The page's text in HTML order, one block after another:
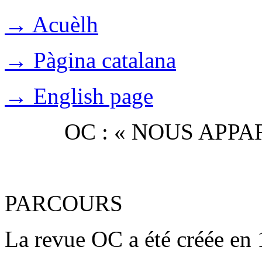
→ Acuèlh
→ Pàgina catalana
→ English page
OC : « NOUS
PARCOURS
La revue OC a été créée